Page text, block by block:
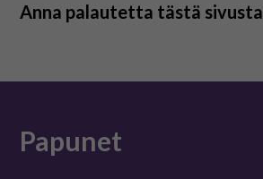
Anna palautetta tästä sivusta
Papunet